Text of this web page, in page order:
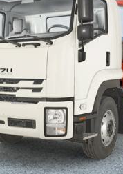
(MMC) produce
en la
Manufacturing
en Gifu.